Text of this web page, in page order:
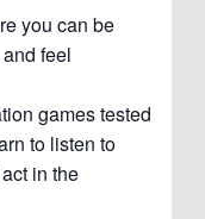
you can be
feel
games tested
to listen to
in the